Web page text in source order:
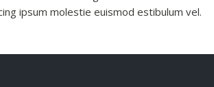
ipsum molestie euismod estibulum vel.